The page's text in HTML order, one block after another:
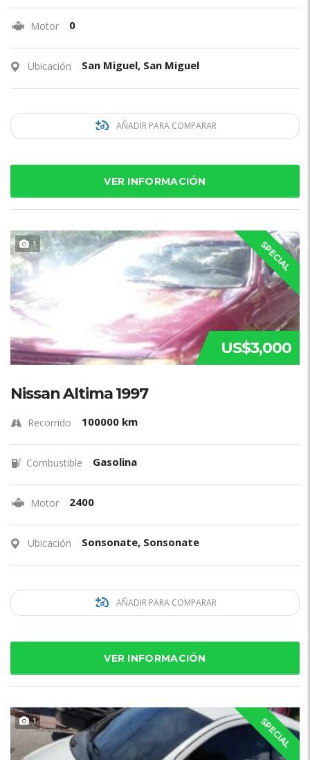
Motor 0
Ubicación San Miguel, San Miguel
AÑADIR PARA COMPARAR
VER INFORMACIÓN
1 SPECIAL
US$3,000
Nissan Altima 1997
Recorrido 100000 km
Combustible Gasolina
Motor 2400
Ubicación Sonsonate, Sonsonate
AÑADIR PARA COMPARAR
VER INFORMACIÓN
1 SPECIAL